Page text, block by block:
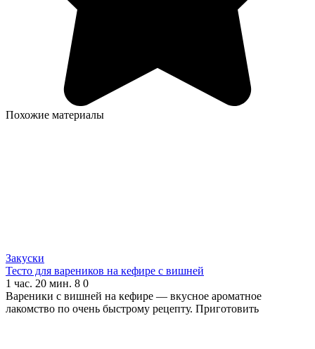
Похожие материалы
Закуски
Тесто для вареников на кефире с вишней
1 час. 20 мин. 8 0
Вареники с вишней на кефире — вкусное ароматное
лакомство по очень быстрому рецепту. Приготовить